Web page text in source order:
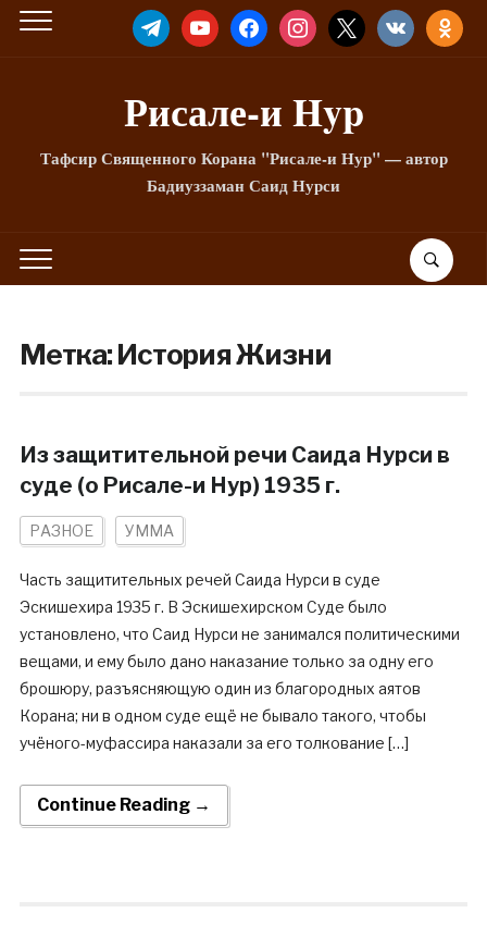
TELEGRAMYOUTUBEFACEBOOKINSTAGRAM
X VKONTAKTE
Рисале-и Hyp
Тафсир Священного Корана "Рисале-и Нур" — автор
Бадиуззаман Саид Нурси
Метка:История Жизни
Из защитительной речи Саида Нурси в
суде (о Рисале-и Нур) 1935 г.
РАЗНОЕ УММА
Часть защитительных речей Саида Нурси в суде
Эскишехира 1935 г. В Эскишехирском Суде было
установлено, что Саид Нурси не занимался политическими
вещами, и ему было дано наказание только за одну его
брошюру, разъясняющую один из благородных аятов
Корана; ни в одном суде ещё не бывало такого, чтобы
учёного-муфассира наказали за его толкование […]
Continue Reading →